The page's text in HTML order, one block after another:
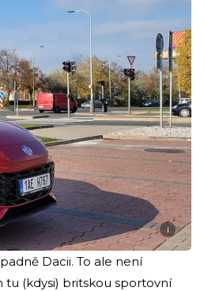
i
Dacii. To ale není
tu (kdysi) britskou sportovní